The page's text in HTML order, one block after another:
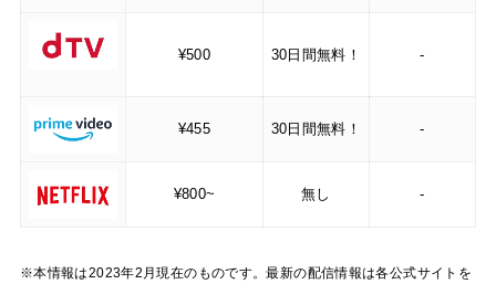
¥500 30日間無料！ -
¥455 30日間無料！ -
¥800~ 無し -
※本情報は2023年2月現在のものです。最新の配信情報は各公式サイトを